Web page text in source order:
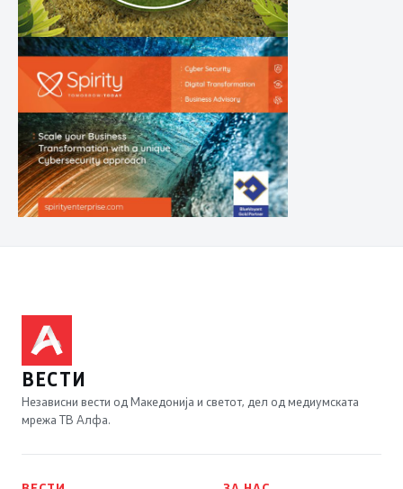
ВЕСТИ
Независни вести од Македонија и светот, дел од медиумската
мрежа ТВ Алфа.